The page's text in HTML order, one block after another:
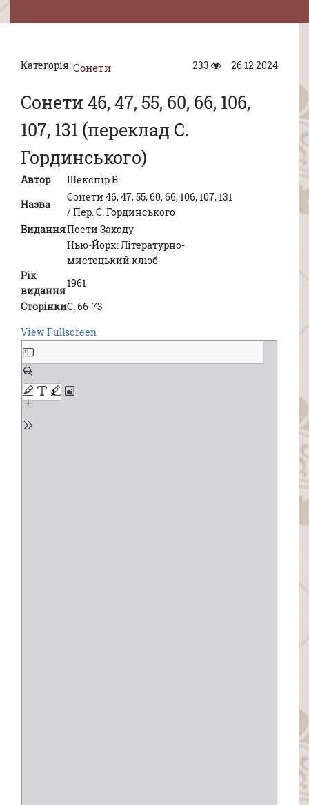
Категорія:Сонети 26.12.2024
233
Сонети 46, 47, 55, 60, 66, 106,
107, 131 (переклад С.
Гординського)
Автор
Шекспір В.
Назва
Сонети 46, 47, 55, 60, 66, 106, 107, 131
/ Пер. С. Гординського
ВиданняПоети Заходу
Нью-Йорк: Літературно-
мистецький клюб
Рік
видання
1961
СторінкиС. 66-73
View Fullscreen